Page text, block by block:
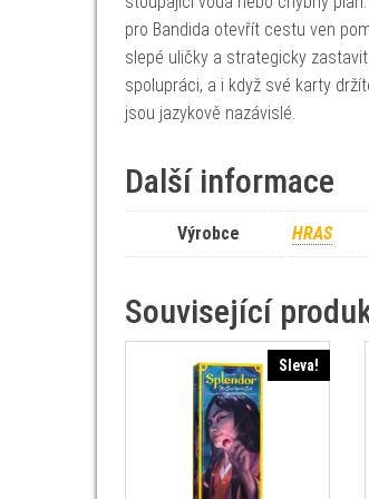
pro Bandida otevřít cestu ven
slepé uličky a strategicky
spolupráci, a i když své karty
jsou jazykově nazávislé.
Další informace
Výrobce HRAS
Související
Sleva!